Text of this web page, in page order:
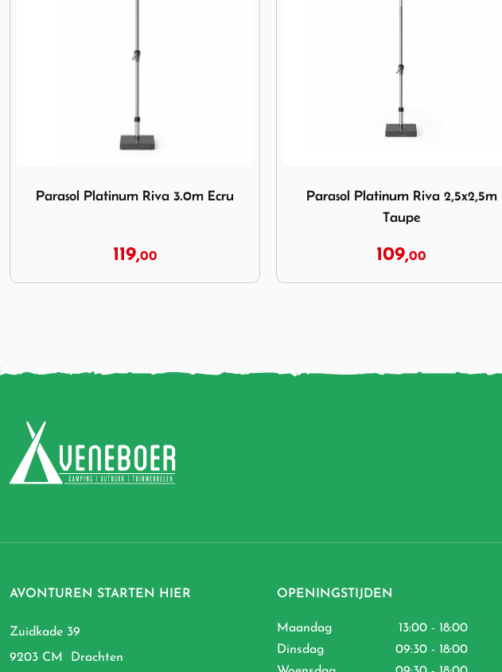
Parasol Platinum Riva 2,5x2,5m
109,00
Parasol Platinum Riva Premium 3m
Manhattan
00 179,
AVONTUREN STARTEN HIER
Zuidkade 39
9203 CM Drachten
OPENINGSTIJDEN
Maandag
13:00 - 18:00
Dinsdag
09:30 - 18:00